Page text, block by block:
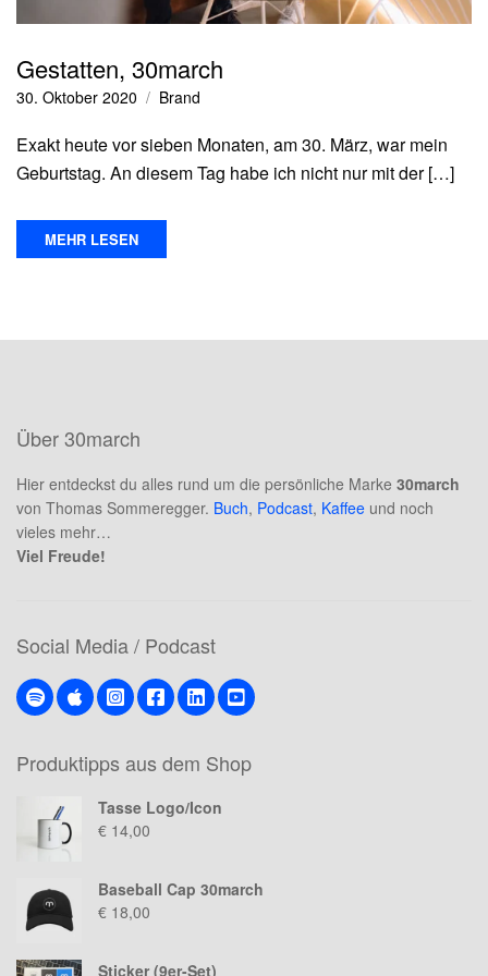
Gestatten, 30march
30. Oktober 2020 Brand
Exakt heute vor sieben Monaten, am 30. März, war mein
Geburtstag. An diesem Tag habe ich nicht nur mit der […]
MEHR LESEN
Über 30march
Hier entdeckst du alles rund um die persönliche Marke 30march
von Thomas Sommeregger. Buch, Podcast, Kaffee und noch
vieles mehr…
Viel Freude!
Social Media / Podcast
Produktipps aus dem Shop
Tasse Logo/Icon
€ 14,00
Baseball Cap 30march
€ 18,00
Sticker (9er-Set)